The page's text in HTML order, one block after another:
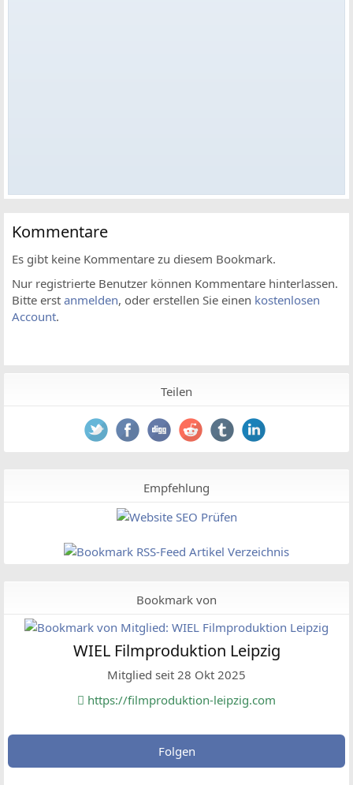
Kommentare
Es gibt keine Kommentare zu diesem Bookmark.
Nur registrierte Benutzer können Kommentare hinterlassen.
Bitte erst anmelden, oder erstellen Sie einen kostenlosen
Account.
Teilen
Empfehlung
Bookmark von
WIEL Filmproduktion Leipzig
Mitglied seit 28 Okt 2025
https://filmproduktion-leipzig.com
Folgen